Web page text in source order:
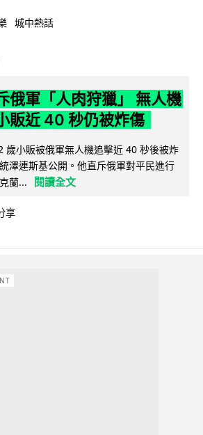
城中熱話
俄軍「人肉狩獵」 無人機
販近 40 秒仍被炸傷
歲小販被俄軍無人機追擊近 40 秒後被炸
澤連斯基公開。他直斥俄軍對平民進行
蘭...
閱讀全文
享